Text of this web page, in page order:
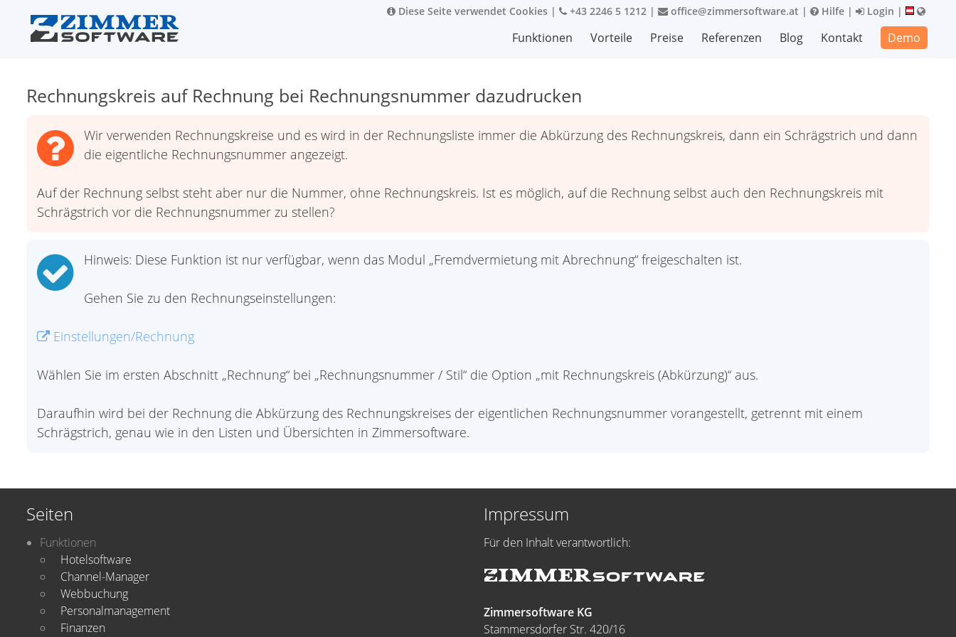
Diese Seite verwendet Cookies | +43 2246 5 1212 | office@zimmersoftware.at | Hilfe | Login |
Funktionen Vorteile Preise Referenzen Blog Kontakt Demo
Rechnungskreis auf Rechnung bei Rechnungsnummer dazudrucken
Wir verwenden Rechnungskreise und es wird in der Rechnungsliste immer die Abkürzung des Rechnungskreis, dann ein Schrägstrich und dann
die eigentliche Rechnungsnummer angezeigt.
Auf der Rechnung selbst steht aber nur die Nummer, ohne Rechnungskreis. Ist es möglich, auf die Rechnung selbst auch den Rechnungskreis mit
Schrägstrich vor die Rechnungsnummer zu stellen?
Hinweis: Diese Funktion ist nur verfügbar, wenn das Modul „Fremdvermietung mit Abrechnung“ freigeschalten ist.
Gehen Sie zu den Rechnungseinstellungen:
Einstellungen/Rechnung
Wählen Sie im ersten Abschnitt „Rechnung“ bei „Rechnungsnummer / Stil“ die Option „mit Rechnungskreis (Abkürzung)“ aus.
Daraufhin wird bei der Rechnung die Abkürzung des Rechnungskreises der eigentlichen Rechnungsnummer vorangestellt, getrennt mit einem
Schrägstrich, genau wie in den Listen und Übersichten in Zimmersoftware.
Seiten
Funktionen
Hotelsoftware
Channel-Manager
Webbuchung
Personalmanagement
Finanzen
Impressum
Für den Inhalt verantwortlich:
Zimmersoftware KG
Stammersdorfer Str. 420/16